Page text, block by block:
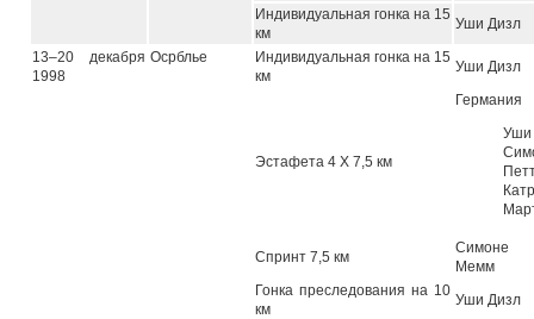
Индивидуальная гонка на 15
км
Уши Дизл
13–20 декабря
1998
Осрблье
Индивидуальная гонка на 15
км
Уши Дизл
Эстафета 4 Х 7,5 км
Германия
Уши
Спринт 7,5 км
Симоне
Мемм
Гонка преследования на 10
км
Уши Дизл